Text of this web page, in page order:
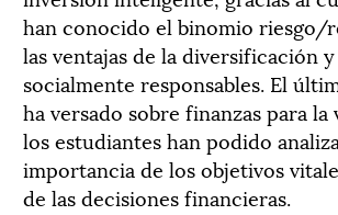
han conocido el binomio riesgo/
las ventajas de la diversificación
socialmente responsables. El
ha versado sobre finanzas para la
los estudiantes han podido
importancia de los objetivos
de las decisiones financieras.